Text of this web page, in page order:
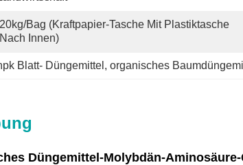
20kg/bag (Kraftpapier-Tasche Mit Plastiktasche
Nach Innen)
Blatt- Düngemittel , organisches
Düngemittel-Molybdän-